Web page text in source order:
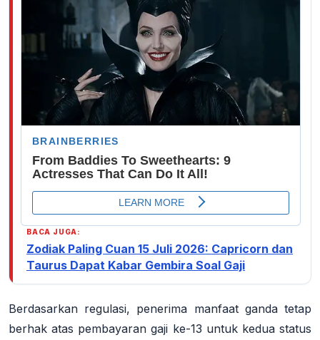
BACA JUGA:
Zodiak Paling Cuan 15 Juli 2026: Capricorn dan
Taurus Dapat Kabar Gembira Soal Gaji
Berdasarkan regulasi, penerima manfaat ganda tetap
berhak atas pembayaran gaji ke-13 untuk kedua status